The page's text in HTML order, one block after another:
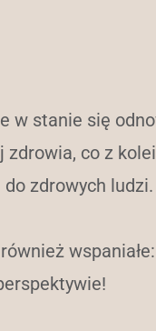
w stanie się
zdrowia, co z
zdrowych ludzi.